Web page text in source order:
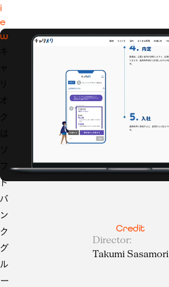
i
e
w
ト
バ
ン
ク
グ
ル
ー
Credit
Director:
Takumi Sasamori